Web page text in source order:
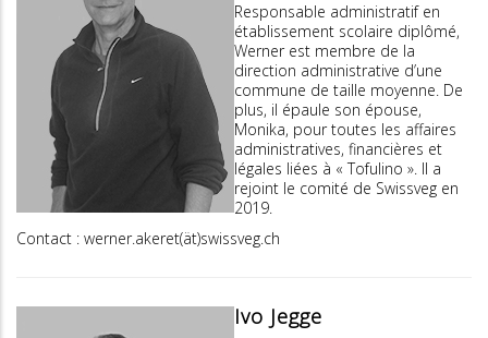
Responsable administratif en
établissement scolaire diplômé,
Werner est membre de la
direction administrative d’une
commune de taille moyenne. De
plus, il épaule son épouse,
Monika, pour toutes les affaires
administratives, financières et
légales liées à « Tofulino ». Il a
rejoint le comité de Swissveg en
2019.
Contact : werner.akeret(ät)swissveg.ch
Ivo Jegge